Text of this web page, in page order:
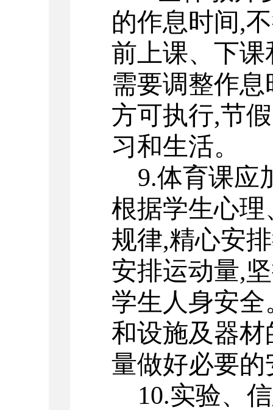
的作息时间,
前上课、下
需要调整作息
方可执行,节
习和生活。
9.体育课应
根据学生心
规律,精心安
安排运动量,
学生人身安
和设施及器
量做好必要
10.实验、